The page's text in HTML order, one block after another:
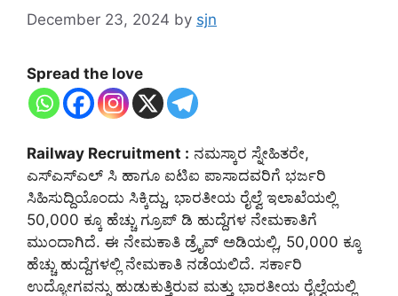
December 23, 2024 by sjn
Spread the love
Railway Recruitment : ನಮಸ್ಕಾರ ಸ್ನೇಹಿತರೇ,
ಎಸ್ಎಸ್ಎಲ್ ಸಿ ಹಾಗೂ ಐಟಿಐ ಪಾಸಾದವರಿಗೆ ಭರ್ಜರಿ
ಸಿಹಿಸುದ್ದಿಯೊಂದು ಸಿಕ್ಕಿದ್ದು, ಭಾರತೀಯ ರೈಲ್ವೆ ಇಲಾಖೆಯಲ್ಲಿ
50,000 ಕ್ಕೂ ಹೆಚ್ಚು ಗ್ರೂಪ್ ಡಿ ಹುದ್ದೆಗಳ ನೇಮಕಾತಿಗೆ
ಮುಂದಾಗಿದೆ. ಈ ನೇಮಕಾತಿ ಡ್ರೈವ್ ಅಡಿಯಲ್ಲಿ, 50,000 ಕ್ಕೂ
ಹೆಚ್ಚು ಹುದ್ದೆಗಳಲ್ಲಿ ನೇಮಕಾತಿ ನಡೆಯಲಿದೆ. ಸರ್ಕಾರಿ
ಉದ್ಯೋಗವನ್ನು ಹುಡುಕುತ್ತಿರುವ ಮತ್ತು ಭಾರತೀಯ ರೈಲ್ವೆಯಲ್ಲಿ